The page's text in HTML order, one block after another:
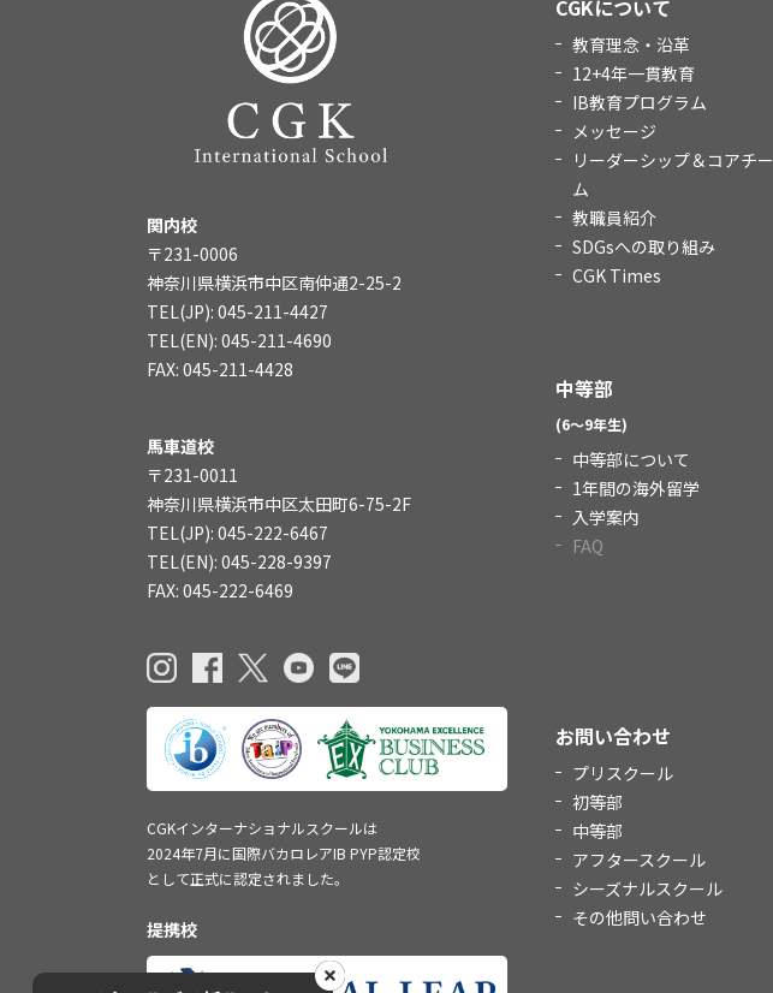
CGKについて
教育理念・沿革
12+4年一貫教育
IB教育プログラム
メッセージ
リーダーシップ＆コアチー
ム
教職員紹介
SDGsへの取り組み
CGK Times
中等部
(6～9年生)
中等部について
1年間の海外留学
入学案内
FAQ
お問い合わせ
プリスクール
初等部
中等部
アフタースクール
シーズナルスクール
その他問い合わせ
関内校
〒231-0006
神奈川県横浜市中区南仲通2-25-2
TEL(JP): 045-211-4427
TEL(EN): 045-211-4690
FAX: 045-211-4428
馬車道校
〒231-0011
神奈川県横浜市中区太田町6-75-2F
TEL(JP): 045-222-6467
TEL(EN): 045-228-9397
FAX: 045-222-6469
CGKインターナショナルスクールは
2024年7月に国際バカロレアIB PYP認定校
として正式に認定されました。
提携校